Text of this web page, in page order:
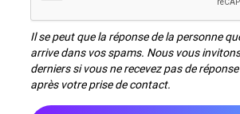
Il se peut que la réponse de la personne
arrive dans vos spams. Nous vous
derniers si vous ne recevez pas de
après votre prise de contact.